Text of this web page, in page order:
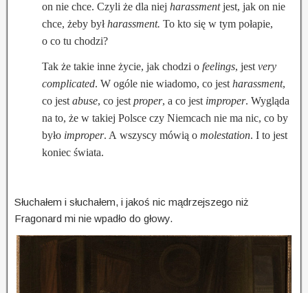
on nie chce. Czyli że dla niej harassmentjest, jak on nie
chce, żeby byłharassment. To kto się w tym połapie,
o co tu chodzi?
Tak że takie inne życie, jak chodzi o feelings, jest very
complicated. W ogóle nie wiadomo, co jest harassment,
co jest abuse, co jest proper, a co jest improper. Wygląda
na to, że w takiej Polsce czy Niemcach nie ma nic, co by
było improper. A wszyscy mówią o molestation. I to jest
koniec świata.
Słuchałem i słuchałem, i jakoś nic mądrzejszego niż
Fragonard mi nie wpadło do głowy.